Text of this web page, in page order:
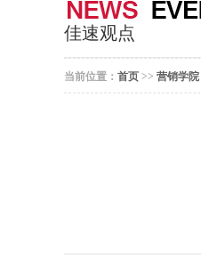
佳速观点
当前位置： 首页 >> 营销学院